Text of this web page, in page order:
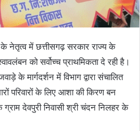
के नेतृत्व में छत्तीसगढ़ सरकार राज्य के
को सर्वोच्च प्राथमिकता दे रही है।
के मार्गदर्शन में विभाग द्वारा संचालित
परिवारों के लिए आशा की किरण बन
देवपुरी निवासी श्री चंदन निलहर के